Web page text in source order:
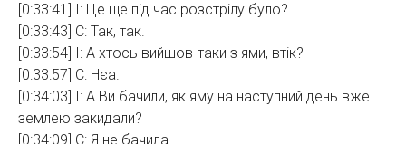
[0:33:41] І: Це ще під час розстрілу було?
[0:33:43] С: Так, так.
[0:33:54] І: А хтось вийшов-таки з ями, втік?
[0:33:57] С: Нєа.
[0:34:03] І: А Ви бачили, як яму на наступний день вже
землею закидали?
[0:34:09] С: Я не бачила.